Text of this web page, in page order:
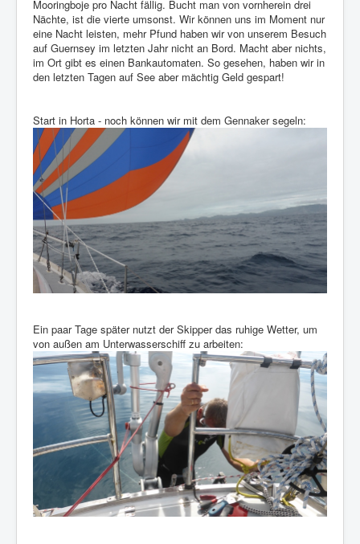
Mooringboje pro Nacht fällig. Bucht man von vornherein drei
Nächte, ist die vierte umsonst. Wir können uns im Moment nur
eine Nacht leisten, mehr Pfund haben wir von unserem Besuch
auf Guernsey im letzten Jahr nicht an Bord. Macht aber nichts,
im Ort gibt es einen Bankautomaten. So gesehen, haben wir in
den letzten Tagen auf See aber mächtig Geld gespart!
Start in Horta - noch können wir mit dem Gennaker segeln:
Ein paar Tage später nutzt der Skipper das ruhige Wetter, um
von außen am Unterwasserschiff zu arbeiten: